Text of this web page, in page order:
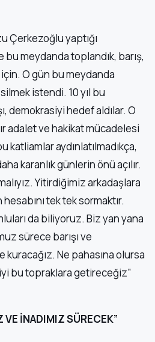
Çerkezoğlu yaptığı
bu meydanda toplandık, barış,
O gün bu meydanda
istendi. 10 yıl bu
demokrasiyi hedef aldılar. O
adalet ve hakikat mücadelesi
aydınlatılmadıkça,
karanlık günlerin önü açılır.
Yitirdiğimiz arkadaşlara
tek tek sormaktır.
da biliyoruz. Biz yan yana
sürece barışı ve
Ne pahasına olursa
bu topraklara getireceğiz”
VE İNADIMIZ SÜRECEK”